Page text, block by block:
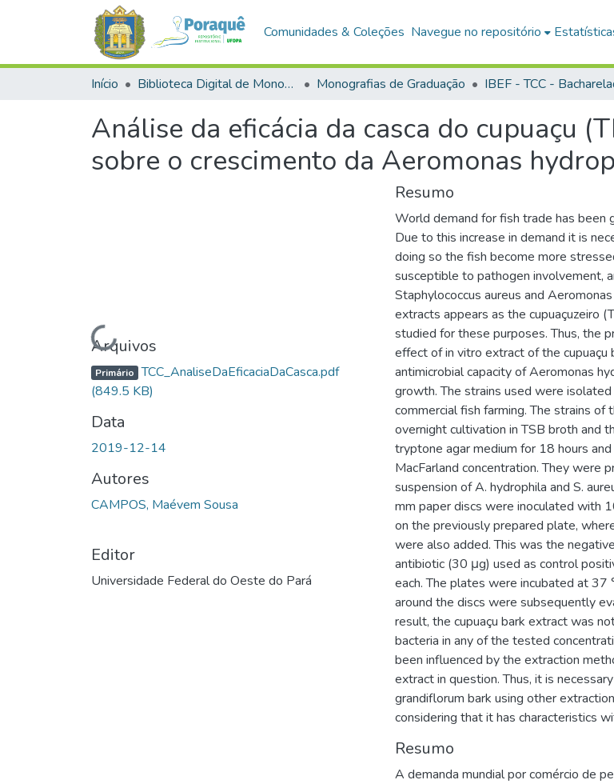
Comunidades & Coleções Navegue no repositório
Início Biblioteca Digital de Monografias (BDM) Monografias de Graduação
Análise da eficácia da casca do cupuaçu
sobre o crescimento da Aeromonas
Carregando...Arquivos
Primário TCC_AnaliseDaEficaciaDaCasca.pdf
(849.5 KB)
Data
2019-12-14
Autores
CAMPOS, Maévem Sousa
Editor
Universidade Federal do Oeste do Pará
Resumo
World demand for fish trade has been
Due to this increase in demand it is
doing so the fish become more
susceptible to pathogen involvement,
Staphylococcus aureus and
extracts appears as the cupuaçuzeiro
studied for these purposes. Thus, the
effect of in vitro extract of the cupuaçu
antimicrobial capacity of Aeromonas
growth. The strains used were
commercial fish farming. The strains
overnight cultivation in TSB broth and
tryptone agar medium for 18 hours
MacFarland concentration. They were
suspension of A. hydrophila and S.
mm paper discs were inoculated with
on the previously prepared plate,
were also added. This was the
antibiotic (30 μg) used as control
each. The plates were incubated at 37
around the discs were subsequently
result, the cupuaçu bark extract was
bacteria in any of the tested
been influenced by the extraction
extract in question. Thus, it is
grandiflorum bark using other
considering that it has characteristics
Resumo
A demanda mundial por comércio de